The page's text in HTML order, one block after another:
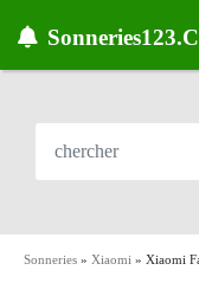
Sonneries » Xiaomi » Xiaomi